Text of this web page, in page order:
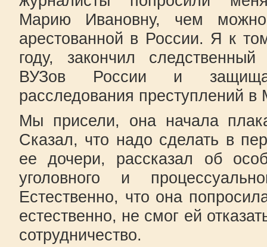
Марию Ивановну, чем
арестованной в России. Я к
году, закончил
ВУЗов России и
расследования преступлений в
Мы присели, она начала
Сказал, что надо сделать в
ее дочери, рассказал об
уголовного и
Естественно, что она
естественно, не смог ей
сотрудничество.